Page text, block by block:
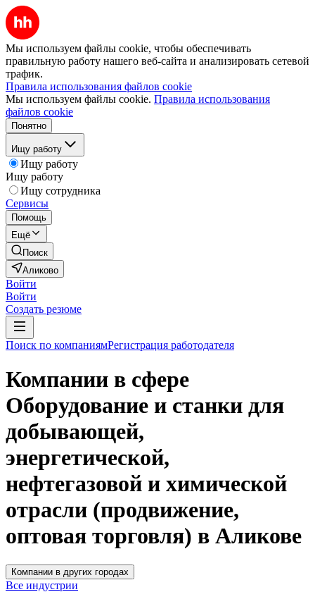
Мы используем файлы cookie, чтобы обеспечивать
правильную работу нашего веб-сайта и анализировать сетевой
трафик.
Правила использования файлов cookie
Мы используем файлы cookie. Правила использования
файлов cookie
Понятно
Ищу работу
Ищу работу
Ищу работу
Ищу сотрудника
Сервисы
Помощь
Ещё
Поиск
Аликово
Войти
Войти
Создать резюме
Поиск по компаниямРегистрация работодателя
Компании в сфере
Оборудование и станки для
добывающей,
энергетической,
нефтегазовой и химической
отрасли (продвижение,
оптовая торговля) в Аликове
Компании в других городах
Все индустрии